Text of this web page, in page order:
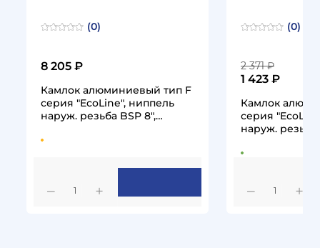
(0)
8 205 ₽
Камлок алюминиевый тип F
серия "EcoLine", ниппель
наруж. резьба BSP 8",
1
(0)
2 371 ₽
1 423 ₽
Камлок
серия
наруж. резьба
1